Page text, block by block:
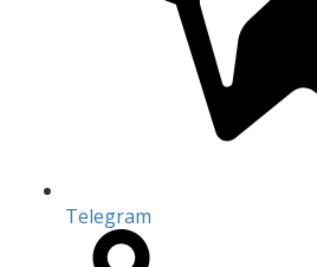
Telegram